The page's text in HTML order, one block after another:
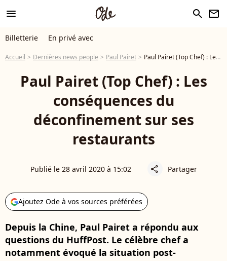
menu search newsletter
Billetterie En privé avec
Accueil Dernières news people Paul Pairet Paul Pairet (Top Chef) : Les conséquences du déconfinement sur ses restaurants
Paul Pairet (Top Chef) : Les
conséquences du
déconfinement sur ses
restaurants
Publié le 28 avril 2020 à 15:02 share Partager
Ajoutez Ode à vos sources préférées
Depuis la Chine, Paul Pairet a répondu aux
questions du HuffPost. Le célèbre chef a
notamment évoqué la situation post-